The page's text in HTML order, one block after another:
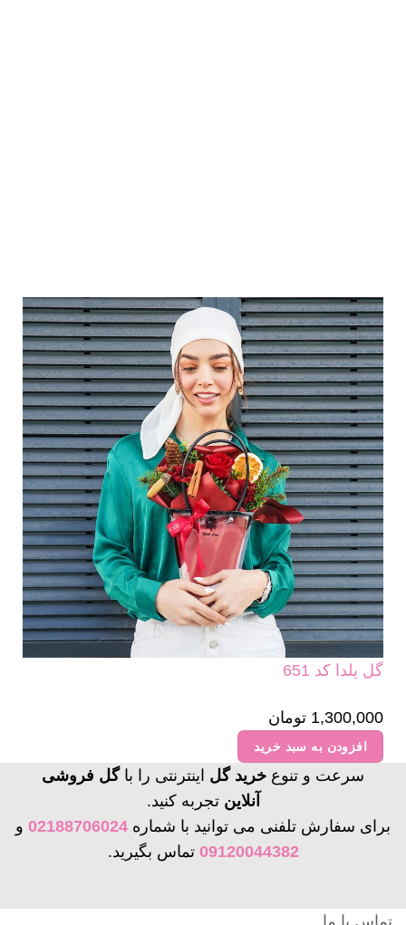
گل یلدا کد 651
1,300,000 تومان
افزودن به سبد خرید
سرعت و تنوع خرید گل اینترنتی را باگل فروشی
آنلاین تجربه کنید.
برای سفارش تلفنی می توانید با شماره 02188706024 و
09120044382 تماس بگیرید.